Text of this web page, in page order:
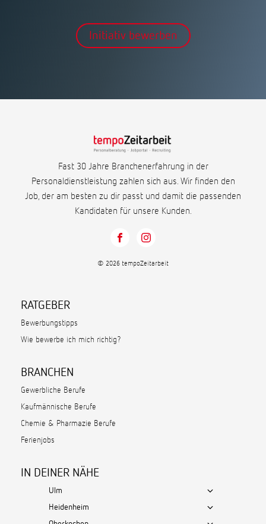
Initiativ bewerben
Fast 30 Jahre Branchenerfahrung in der
Personaldienstleistung zahlen sich aus. Wir finden den
Job, der am besten zu dir passt und damit die passenden
Kandidaten für unsere Kunden.
© 2026 tempoZeitarbeit
RATGEBER
Bewerbungstipps
Wie bewerbe ich mich richtig?
BRANCHEN
Gewerbliche Berufe
Kaufmännische Berufe
Chemie & Pharmazie Berufe
Ferienjobs
IN DEINER NÄHE
Ulm
Heidenheim